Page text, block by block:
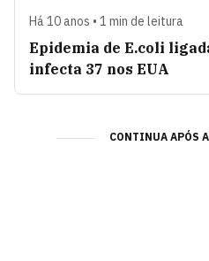
Há 10 anos • 1 min de leitura
Epidemia de E.coli
infecta 37 nos EUA
CONTINUA APÓS